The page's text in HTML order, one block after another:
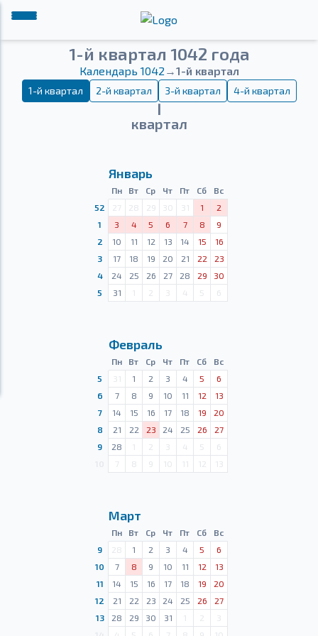
1-й квартал 1042 года
Календарь 1042 →1-й квартал
1-й квартал 2-й квартал 3-й квартал 4-й квартал
Ⅰ
квартал
Январь
Пн Вт Ср Чт Пт Сб
Вс
52
27 28 29 30 31 1
2
1
3 4 5 6 7 8
9
2
10 11 12 13 14 15
16
3
17 18 19 20 21 22
23
4
24 25 26 27 28 29
30
5
31 1 2 3 4 5 6
Февраль
Пн Вт Ср Чт Пт Сб
Вс
5
31 1 2 3 4 5
6
6
7 8 9 10 11 12
13
7
14 15 16 17 18 19
20
8
21 22 23 24 25 26
27
9
28 1 2 3 4 5
6
7 8 9 10 11 12 13
Март
Пн Вт Ср Чт Пт Сб
Вс
9
28 1 2 3 4 5
6
10
7 8 9 10 11 12
13
11
14 15 16 17 18 19
20
12
21 22 23 24 25 26
27
13
28 29 30 31 1 2
3